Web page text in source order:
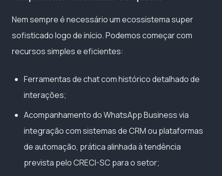
Nem sempre é necessário um ecossistema super
sofisticado logo de início. Podemos começar com
recursos simples e eficientes:
Ferramentas de chat com histórico detalhado de
interações;
Acompanhamento do WhatsApp Business via
integração com sistemas de CRM ou plataformas
de automação, prática alinhada à tendência
prevista pelo CRECI-SC para o setor;